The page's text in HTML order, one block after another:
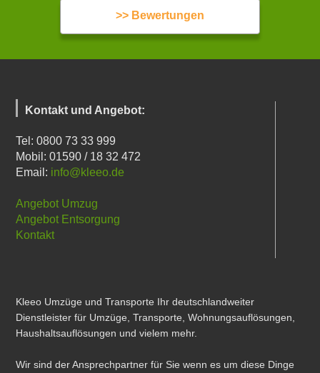
>> Bewertungen
Kontakt und Angebot:
Tel: 0800 73 33 999
Mobil: 01590 / 18 32 472
Email: info@kleeo.de
Angebot Umzug
Angebot Entsorgung
Kontakt
Kleeo Umzüge und Transporte Ihr deutschlandweiter
Dienstleister für Umzüge, Transporte, Wohnungsauflösungen,
Haushaltsauflösungen und vielem mehr.
Wir sind der Ansprechpartner für Sie wenn es um diese Dinge